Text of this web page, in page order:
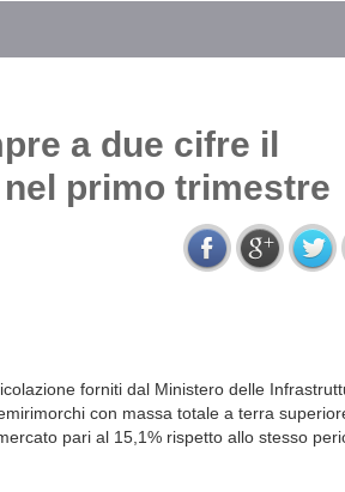
a due cifre il
primo trimestre
forniti dal Ministero delle
con massa totale a terra
pari al 15,1% rispetto allo stesso